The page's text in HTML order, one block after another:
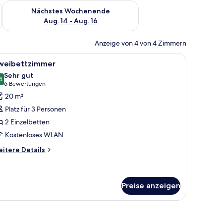
Aug. 7 - Aug. 9.
Nächstes Wochenende
Aug. 14 - Aug. 16
Überprüfe die Verfügbarkeit für nächstes Wochenende, Aug.
Anzeige von 4 von 4 Zimmern
und ein kleiner Schreibtisch mit Lampe.Ein Hotelzimmer mit einem Bett, zwei
3
von 10
Sehr gut
6 Bewertungen
(6
Bewertungen)
20 m²
Platz für 3 Personen
2 Einzelbetten
Kostenloses WLAN
Details
Preise anzeigen